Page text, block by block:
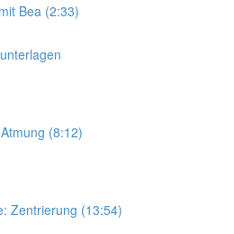
Bea (2:33)
(8:12)
Zentrierung (13:54)